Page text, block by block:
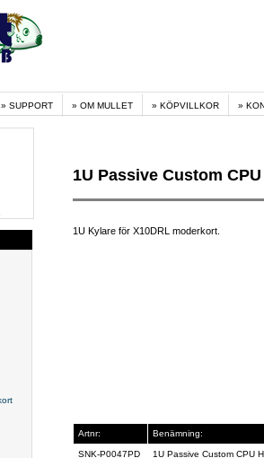
SUPPORT OM MULLET KÖPVILLKOR
1U Passive Custom
1U Kylare för X10DRL moderkort.
Artnr: Benämning:
SNK-P0047PD 1U Passive Custom CPU